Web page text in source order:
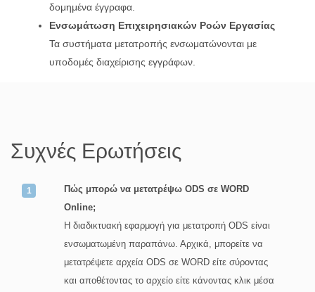
δομημένα έγγραφα.
Ενσωμάτωση Επιχειρησιακών Ροών Εργασίας
Τα συστήματα μετατροπής ενσωματώνονται με
υποδομές διαχείρισης εγγράφων.
Συχνές Ερωτήσεις
Πώς μπορώ να μετατρέψω ODS σε WORD
Online;
Η διαδικτυακή εφαρμογή για μετατροπή ODS είναι
ενσωματωμένη παραπάνω. Αρχικά, μπορείτε να
μετατρέψετε αρχεία ODS σε WORD είτε σύροντας
και αποθέτοντας το αρχείο είτε κάνοντας κλικ μέσα